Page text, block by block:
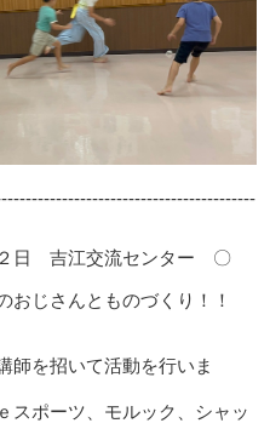
日 吉江交流センター 〇
じさんとものづくり！！
師を招いて活動を行いま
スポーツ、モルック、シャッ